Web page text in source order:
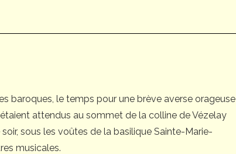
baroques, le temps pour une brève averse orageuse
attendus au sommet de la colline de Vézelay
sous les voûtes de la basilique Sainte-Marie-
musicales.